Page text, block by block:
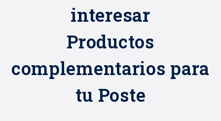
interesar
Productos
complementarios para
tu Poste